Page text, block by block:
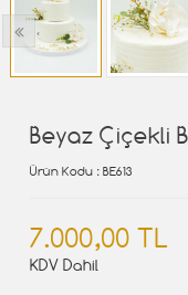
‹
Beyaz Çiçekli
Ürün Kodu : BE613
7.000,00 TL
KDV Dahil